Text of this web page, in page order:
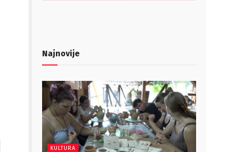
Najnovije
KULTURA